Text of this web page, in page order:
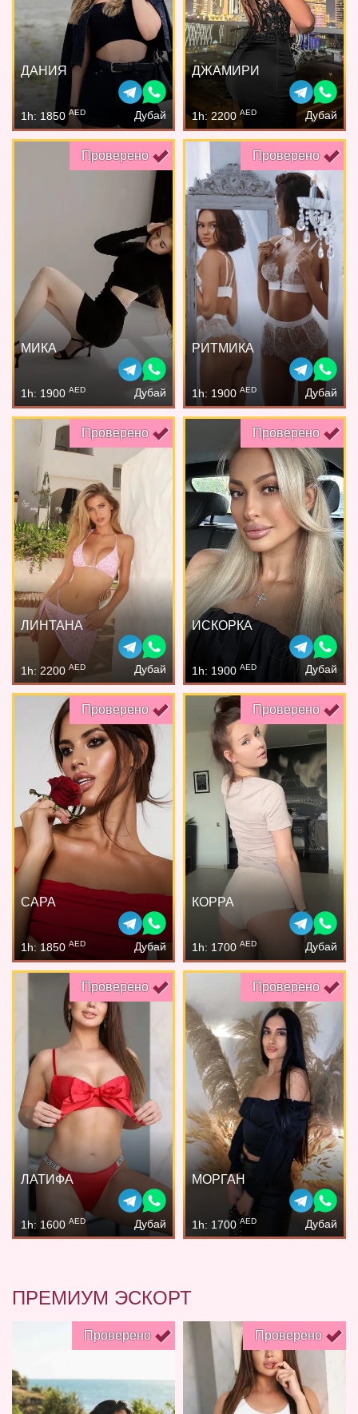
ДАНИЯ
1h: 1850 AED Дубай
ДЖАМИРИ
1h: 2200 AED Дубай
Проверено
МИКА
1h: 1900 AED Дубай
Проверено
РИТМИКА
1h: 1900 AED Дубай
Проверено
ЛИНТАНА
1h: 2200 AED Дубай
Проверено
ИСКОРКА
1h: 1900 AED Дубай
Проверено
САРА
1h: 1850 AED Дубай
Проверено
КОРРА
1h: 1700 AED Дубай
Проверено
ЛАТИФА
1h: 1600 AED Дубай
Проверено
МОРГАН
1h: 1700AED Дубай
ПРЕМИУМ ЭСКОРТ
Проверено Проверено